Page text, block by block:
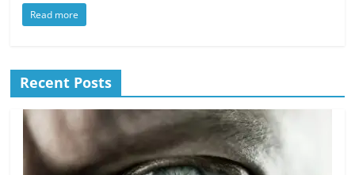
Read more
Recent Posts